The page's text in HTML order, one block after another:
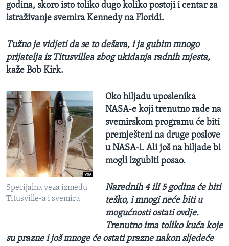
godina, skoro isto toliko dugo koliko postoji i centar za
istraživanje svemira Kennedy na Floridi.
Tužno je vidjeti da se to dešava, i ja gubim mnogo
prijatelja iz Titusvillea zbog ukidanja radnih mjesta,
kaže Bob Kirk.
Specijalna veza između
Titusville-a i svemira
Oko hiljadu uposlenika
NASA-e koji trenutno rade na
svemirskom programu će biti
premješteni na druge poslove
u NASA-i. Ali još na hiljade bi
mogli izgubiti posao.
Narednih 4 ili 5 godina će biti
teško, i mnogi neće biti u
mogućnosti ostati ovdje.
Trenutno ima toliko kuća koje
su prazne i još mnoge će ostati prazne nakon sljedeće